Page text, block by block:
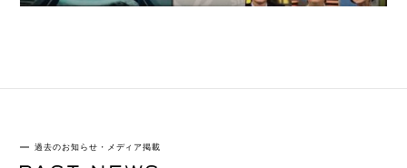
過去のお知らせ・メディア掲載